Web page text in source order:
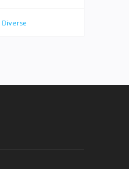
Diverse